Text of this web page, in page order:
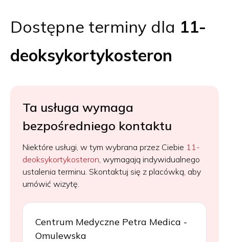
Dostępne terminy dla 11-
deoksykortykosteron
Ta usługa wymaga
bezpośredniego kontaktu
Niektóre usługi, w tym wybrana przez Ciebie 11-
deoksykortykosteron, wymagają indywidualnego
ustalenia terminu. Skontaktuj się z placówką, aby
umówić wizytę.
Centrum Medyczne Petra Medica -
Omulewska